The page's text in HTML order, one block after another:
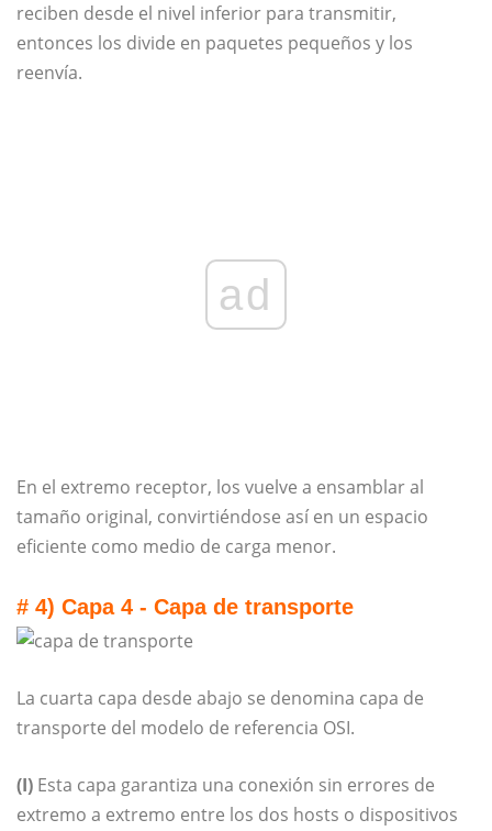
reciben desde el nivel inferior para transmitir,
entonces los divide en paquetes pequeños y los
reenvía.
ad
En el extremo receptor, los vuelve a ensamblar al
tamaño original, convirtiéndose así en un espacio
eficiente como medio de carga menor.
# 4) Capa 4 - Capa de transporte
La cuarta capa desde abajo se denomina capa de
transporte del modelo de referencia OSI.
(I) Esta capa garantiza una conexión sin errores de
extremo a extremo entre los dos hosts o dispositivos